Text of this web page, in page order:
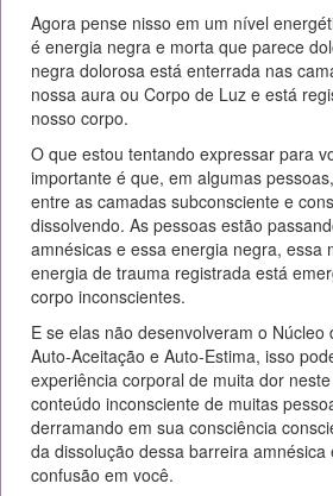
Agora pense nisso em um nível
é energia negra e morta que parece
negra dolorosa está enterrada nas
nossa aura ou Corpo de Luz e está
nosso corpo.
O que estou tentando expressar para
importante é que, em algumas
entre as camadas subconsciente e
dissolvendo. As pessoas estão
amnésicas e essa energia negra, essa
energia de trauma registrada está
corpo inconscientes.
E se elas não desenvolveram o Núcleo
Auto-Aceitação e Auto-Estima, isso
experiência corporal de muita dor
conteúdo inconsciente de muitas
derramando em sua consciência
da dissolução dessa barreira amnésica
confusão em você.